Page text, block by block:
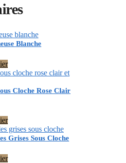
Blanche
Cloche Rose Clair
Grises Sous Cloche